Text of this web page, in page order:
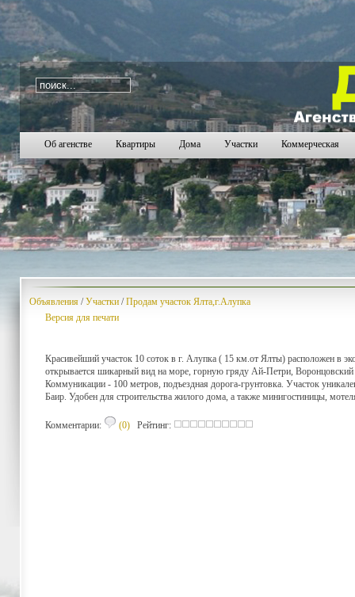
i=460
20762077 2078 2080 2081 2082
Об агенстве Квартиры Дома Участки Коммерческая
Объявления /Участки /Продам участок Ялта,г.Алупка
Версия для печати
Красивейший участок 10 соток в г. Алупка ( 15 км.от Ялты) расположен в
открывается шикарный вид на море, горную гряду Ай-Петри, Воронцовский
Коммуникации - 100 метров, подъездная дорога-грунтовка. Участок
Баир. Удобен для строительства жилого дома, а также минигостиницы,
Комментарии: (0) Рейтинг: